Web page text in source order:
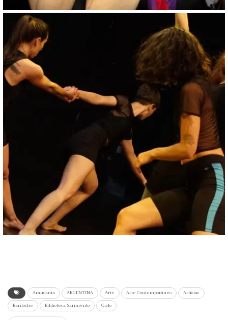
Araucanía ARGENTINA Arte Arte Contemporáneo Artistas
Bariloche Biblioteca Sarmiento Ciclo